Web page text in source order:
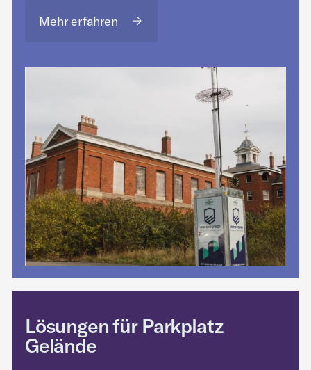
Mehr erfahren
Lösungen für Parkplatz
Gelände